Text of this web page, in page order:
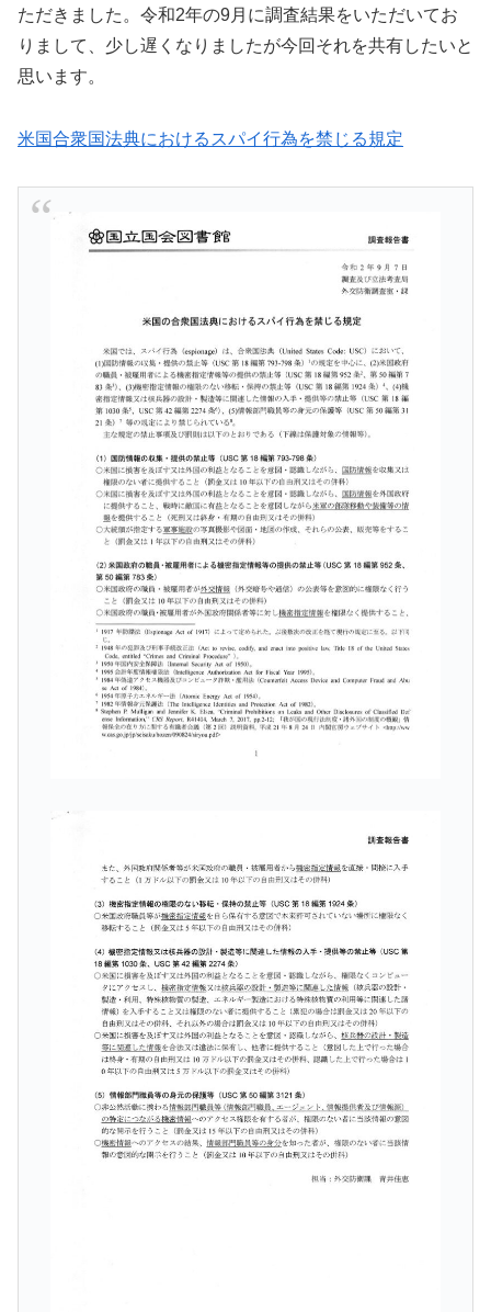
ただきました。令和2年の9月に調査結果をいただいてお
りまして、少し遅くなりましたが今回それを共有したいと
思います。
米国合衆国法典におけるスパイ行為を禁じる規定